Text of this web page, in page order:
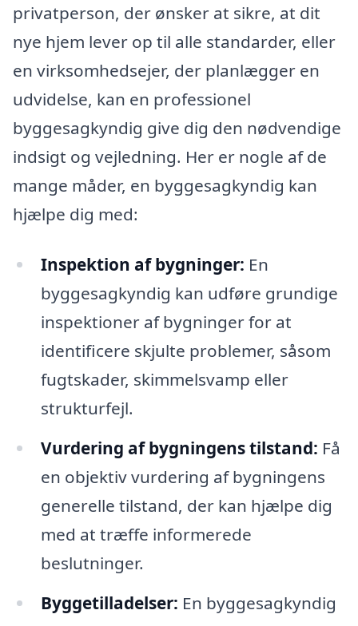
privatperson, der ønsker at sikre, at dit
nye hjem lever op til alle standarder, eller
en virksomhedsejer, der planlægger en
udvidelse, kan en professionel
byggesagkyndig give dig den nødvendige
indsigt og vejledning. Her er nogle af de
mange måder, en byggesagkyndig kan
hjælpe dig med:
Inspektion af bygninger: En
byggesagkyndig kan udføre grundige
inspektioner af bygninger for at
identificere skjulte problemer, såsom
fugtskader, skimmelsvamp eller
strukturfejl.
Vurdering af bygningens tilstand: Få
en objektiv vurdering af bygningens
generelle tilstand, der kan hjælpe dig
med at træffe informerede
beslutninger.
Byggetilladelser: En byggesagkyndig